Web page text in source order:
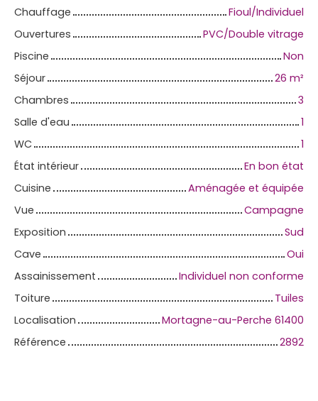
Chauffage
Fioul/Individuel
Ouvertures
PVC/Double vitrage
Piscine
Non
Séjour
26 m²
Chambres
3
Salle d'eau
1
WC
1
État intérieur
En bon état
Cuisine
Aménagée et équipée
Vue
Campagne
Exposition
Sud
Cave
Oui
Assainissement
Individuel non conforme
Toiture
Tuiles
Localisation
Mortagne-au-Perche 61400
Référence
2892